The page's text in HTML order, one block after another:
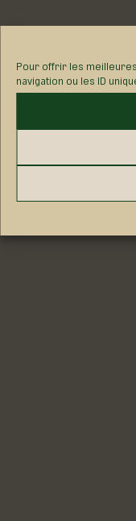
Pour offrir les
navigation ou les ID